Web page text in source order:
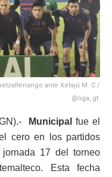
ante Xelajú M. C./
@liga_gt.
Municipal fue el
cero en los partidos
17 del torneo
Esta fecha